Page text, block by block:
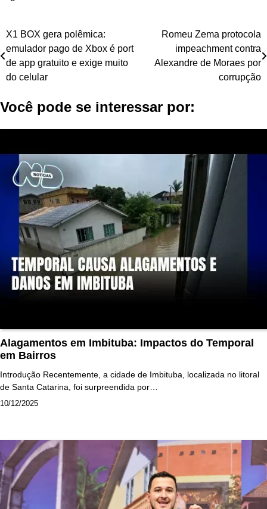
Navegação
de
Post
X1 BOX gera polêmica:
emulador pago de Xbox é port
de app gratuito e exige muito
do celular
Romeu Zema protocola
impeachment contra
Alexandre de Moraes por
corrupção
Você pode se interessar por:
Alagamentos em Imbituba: Impactos do Temporal
em Bairros
Introdução Recentemente, a cidade de Imbituba, localizada no litoral
de Santa Catarina, foi surpreendida por…
10/12/2025